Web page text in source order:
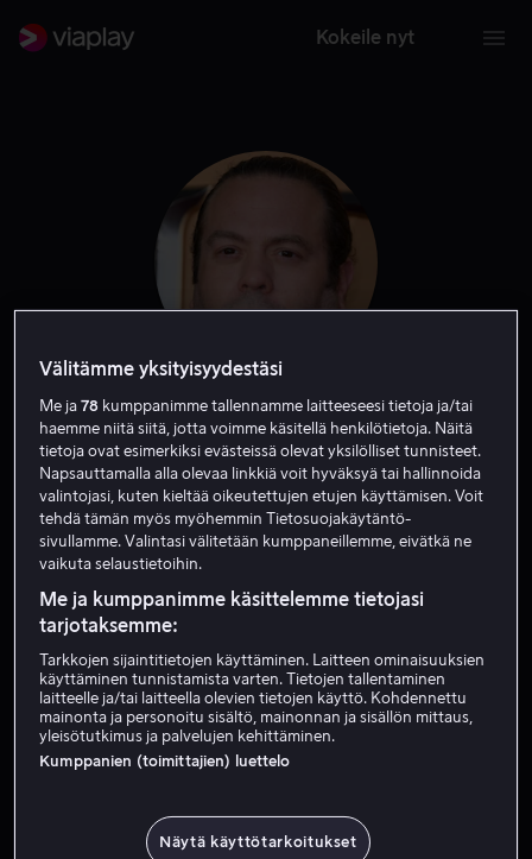
Kokeile nyt
Dan Fogler
Näyttelijä Vieras Ääni
Alk. 4,49 € Alk. 3,99 €
Välitämme yksityisyydestäsi
Me ja78 kumppanimme tallennamme laitteeseesi tietoja ja/tai
haemme niitä siitä, jotta voimme käsitellä henkilötietoja. Näitä
tietoja ovat esimerkiksi evästeissä olevat yksilölliset tunnisteet.
Napsauttamalla alla olevaa linkkiä voit hyväksyä tai hallinnoida
valintojasi, kuten kieltää oikeutettujen etujen käyttämisen. Voit
tehdä tämän myös myöhemmin Tietosuojakäytäntö-
sivullamme. Valintasi välitetään kumppaneillemme, eivätkä ne
vaikuta selaustietoihin.
Me ja kumppanimme käsittelemme tietojasi
tarjotaksemme:
Tarkkojen sijaintitietojen käyttäminen. Laitteen ominaisuuksien
käyttäminen tunnistamista varten. Tietojen tallentaminen
laitteelle ja/tai laitteella olevien tietojen käyttö. Kohdennettu
mainonta ja personoitu sisältö, mainonnan ja sisällön mittaus,
yleisötutkimus ja palvelujen kehittäminen.
Kumppanien (toimittajien) luettelo
Näytä käyttötarkoitukset